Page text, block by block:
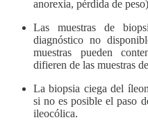
anorexia, pérdida de
Las muestras de
diagnóstico no
muestras pueden
difieren de las muestras
La biopsia ciega del
si no es posible el paso
ileocólica.